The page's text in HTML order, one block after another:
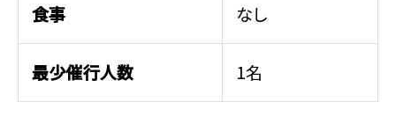
食事 なし
最少催行人数 1名